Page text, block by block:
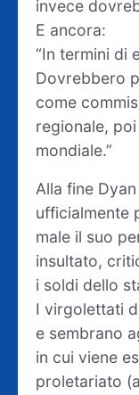
invece
E ancora:
“In termini di
Dovrebbero
come
regionale,
mondiale.”
Alla fine
ufficialmente
male il suo
insultato,
i soldi dello
I virgolettati
e sembrano
in cui viene
proletariato